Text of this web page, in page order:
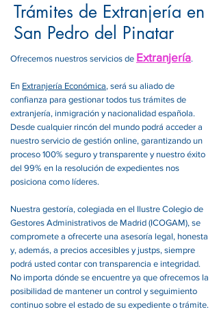
Trámites de Extranjería en
San Pedro del Pinatar
Ofrecemos nuestros servicios de Extranjería.
En Extranjería Económica, será su aliado de
confianza para gestionar todos tus trámites de
extranjería, inmigración y nacionalidad española.
Desde cualquier rincón del mundo podrá acceder a
nuestro servicio de gestión online, garantizando un
proceso 100% seguro y transparente y nuestro éxito
del 99% en la resolución de expedientes nos
posiciona como líderes.
Nuestra gestoría, colegiada en el Ilustre Colegio de
Gestores Administrativos de Madrid (ICOGAM), se
compromete a ofrecerte una asesoría legal, honesta
y, además, a precios accesibles y justps, siempre
podrá usted contar con transparencia e integridad.
No importa dónde se encuentre ya que ofrecemos la
posibilidad de mantener un control y seguimiento
continuo sobre el estado de su expediente o trámite.